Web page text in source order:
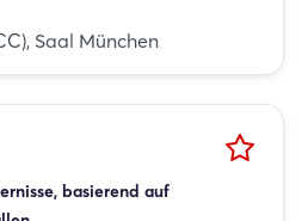
Saal München
basierend auf